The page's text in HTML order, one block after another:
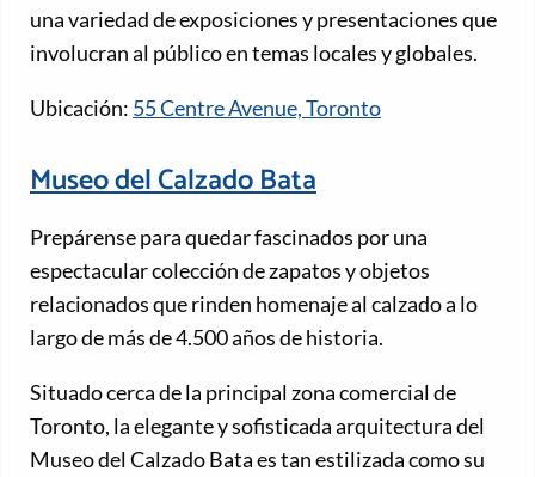
una variedad de exposiciones y presentaciones que
involucran al público en temas locales y globales.
Ubicación: 55 Centre Avenue, Toronto
Museo del Calzado Bata
Prepárense para quedar fascinados por una
espectacular colección de zapatos y objetos
relacionados que rinden homenaje al calzado a lo
largo de más de 4.500 años de historia.
Situado cerca de la principal zona comercial de
Toronto, la elegante y sofisticada arquitectura del
Museo del Calzado Bata es tan estilizada como su